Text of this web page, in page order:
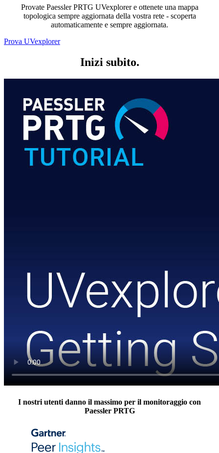
Provate Paessler PRTG UVexplorer e ottenete una mappa
topologica sempre aggiornata della vostra rete - scoperta
automaticamente e sempre aggiornata.
Prova UVexplorer
Inizi subito.
I nostri utenti danno il massimo per il monitoraggio con
Paessler PRTG